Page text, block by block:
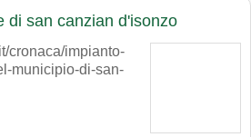
di san canzian d'isonzo
cronaca/impianto-
municipio-di-san-